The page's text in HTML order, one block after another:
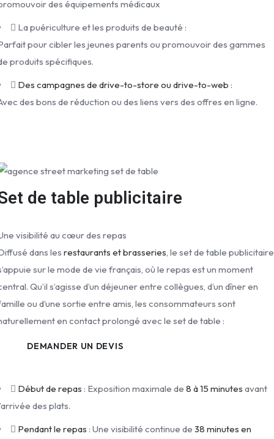
des équipements médicaux
La puériculture et les produits de beauté :
pour cibler les jeunes parents ou promouvoir des gammes
produits spécifiques.
Des campagnes de drive-to-store ou drive-to-web :
des bons de réduction ou des liens vers des offres en ligne.
de table publicitaire
visibilité au cœur des repas
dans lesrestaurants et brasseries, le set de table publicitaire
sur le mode de vie français, où le repas est un moment
Qu’il s’agisse d’un déjeuner entre collègues, d’un dîner en
ou d’une sortie entre amis, les consommateurs sont
en contact prolongé avec le set de table :
DEMANDER UN DEVIS
Début de repas : Exposition maximale de8 à 15 minutes avant
des plats.
Pendant le repas : Une visibilité continue de38 minutes en